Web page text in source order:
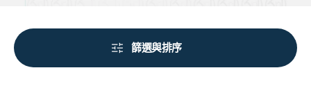
篩選與排序